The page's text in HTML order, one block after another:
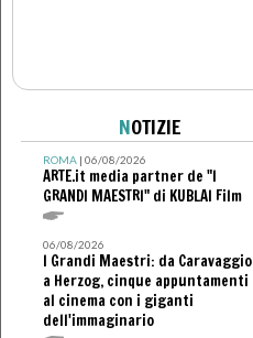
NOTIZIE
ROMA| 06/08/2026
ARTE.it media partner de "I
GRANDI MAESTRI" di KUBLAI Film
06/08/2026
I Grandi Maestri: da Caravaggio
a Herzog, cinque appuntamenti
al cinema con i giganti
dell'immaginario